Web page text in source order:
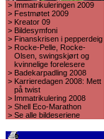
> Immatrikuleringen 2009
> Festmøtet 2009
> Kreator 09
> Bildesymfoni
> Finanskrisen i pepperdeig
> Rocke-Pelle, Rocke-
Olsen, swingskjørt og
kvinnelige forelesere
> Badekarpadling 2008
> Karrieredagen 2008: Mett
på twist
> Immatrikulering 2008
> Shell Eco-Marathon
> Se alle bildeseriene